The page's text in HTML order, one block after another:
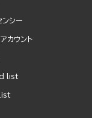
ンシー
カウント
list